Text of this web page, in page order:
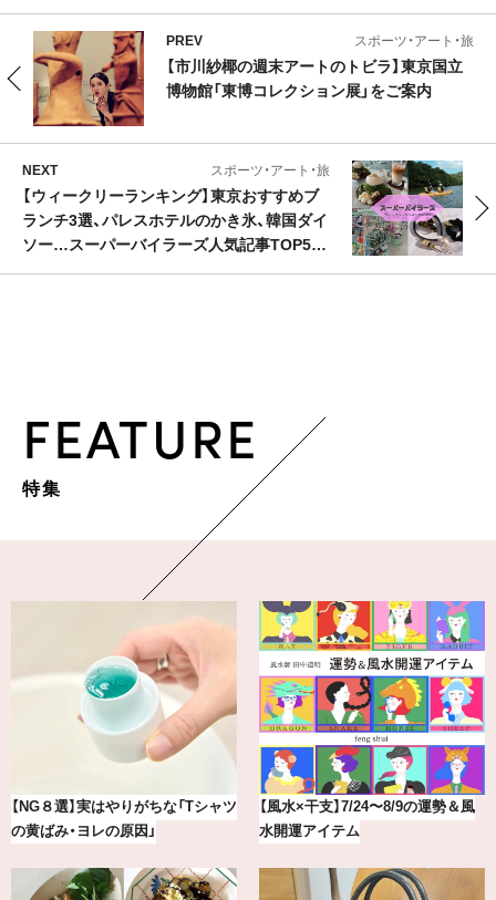
PREV スポーツ・アート・旅
【市川紗椰の週末アートのトビラ】東京国立
博物館「東博コレクション展」をご案内
NEXT スポーツ・アート・旅
【ウィークリーランキング】東京おすすめブ
ランチ3選、パレスホテルのかき氷、韓国ダイ
ソー…スーパーバイラーズ人気記事TOP5は
FEATURE
特集
最新版！東京都内のおしゃれな朝活
カフェ＆モーニング9選
冷凍宅配食【nosh-ナッシュ】で叶
える、がんばる私の「がん…